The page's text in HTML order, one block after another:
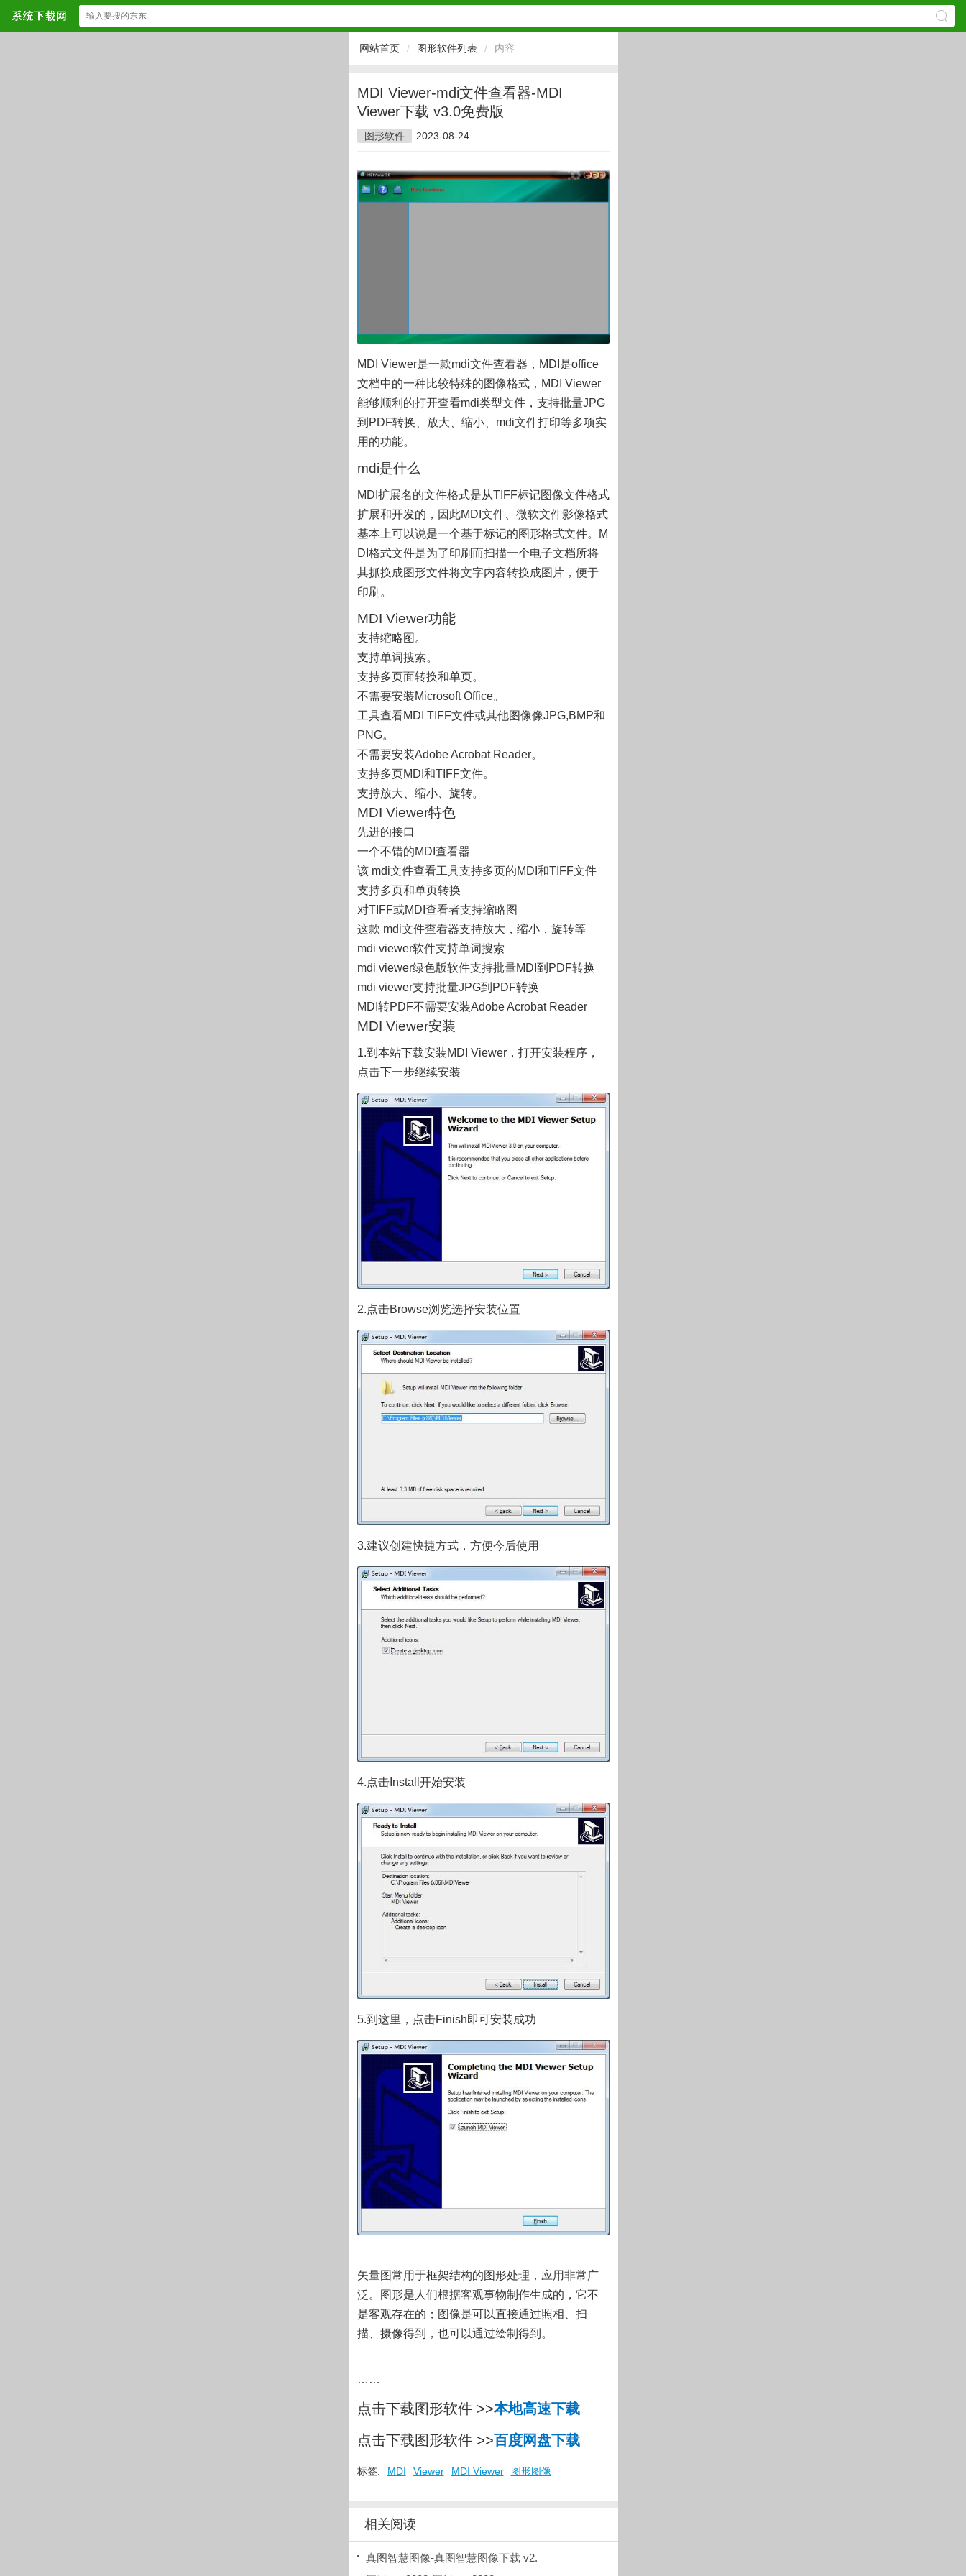
网站首页 / 图形软件列表 / 内容
MDI Viewer-mdi文件查看器-MDI
Viewer下载 v3.0免费版
图形软件 2023-08-24
MDI Viewer是一款mdi文件查看器，MDI是office
文档中的一种比较特殊的图像格式，MDI Viewer
能够顺利的打开查看mdi类型文件，支持批量JPG
到PDF转换、放大、缩小、mdi文件打印等多项实
用的功能。
mdi是什么
MDI扩展名的文件格式是从TIFF标记图像文件格式
扩展和开发的，因此MDI文件、微软文件影像格式
基本上可以说是一个基于标记的图形格式文件。M
DI格式文件是为了印刷而扫描一个电子文档所将
其抓换成图形文件将文字内容转换成图片，便于
印刷。
MDI Viewer功能
支持缩略图。
支持单词搜索。
支持多页面转换和单页。
不需要安装Microsoft Office。
工具查看MDI TIFF文件或其他图像像JPG,BMP和
PNG。
不需要安装Adobe Acrobat Reader。
支持多页MDI和TIFF文件。
支持放大、缩小、旋转。
MDI Viewer特色
先进的接口
一个不错的MDI查看器
该 mdi文件查看工具支持多页的MDI和TIFF文件
支持多页和单页转换
对TIFF或MDI查看者支持缩略图
这款 mdi文件查看器支持放大，缩小，旋转等
mdi viewer软件支持单词搜索
mdi viewer绿色版软件支持批量MDI到PDF转换
mdi viewer支持批量JPG到PDF转换
MDI转PDF不需要安装Adobe Acrobat Reader
MDI Viewer安装
1.到本站下载安装MDI Viewer，打开安装程序，
点击下一步继续安装
2.点击Browse浏览选择安装位置
3.建议创建快捷方式，方便今后使用
4.点击Install开始安装
5.到这里，点击Finish即可安装成功
矢量图常用于框架结构的图形处理，应用非常广
泛。图形是人们根据客观事物制作生成的，它不
是客观存在的；图像是可以直接通过照相、扫
描、摄像得到，也可以通过绘制得到。
……
点击下载图形软件 >>本地高速下载
点击下载图形软件 >>百度网盘下载
标签: MDI Viewer MDI Viewer 图形图像
相关阅读
真图智慧图像-真图智慧图像下载 v2.